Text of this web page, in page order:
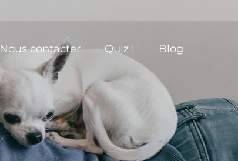
Nous contacter Quiz ! Blog